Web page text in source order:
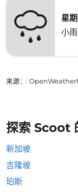
星
小雨
来源： :
探索 Scoot
新加坡
吉隆坡
珀斯